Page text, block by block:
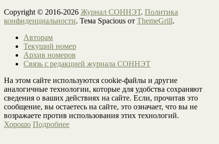
Copyright © 2016-2026 Журнал СОННЭТ. Политика
конфиденциальности. Тема Spacious от ThemeGrill.
Авторам
Текущий номер
Архив номеров
Связь с редакцией журнала СОННЭТ
На этом сайте используются cookie-файлы и другие
аналогичные технологии, которые для удобства сохраняют
сведения о ваших действиях на сайте. Если, прочитав это
сообщение, вы остаетесь на сайте, это означает, что вы не
возражаете против использования этих технологий.
Хорошо Подробнее